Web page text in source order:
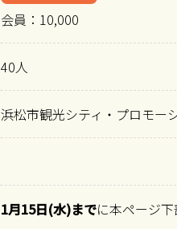
会員：10,000
40人
浜松市観光シティ・プロモ
1月15日(水)までに本ページ